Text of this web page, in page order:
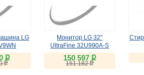
LG
ք
ք
Монитор LG 32"
UltraFine 32U990A-S
(IPS, 6K, Thunderbolt 5)
150 597 ք
151 182ք